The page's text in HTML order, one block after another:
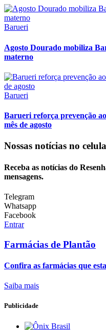
Barueri
Agosto Dourado mobiliza
materno
Barueri
Barueri reforça prevenção
mês de agosto
Nossas notícias no
Receba as notícias do
mensagens.
Telegram
Whatsapp
Facebook
Entrar
Farmácias de Plantão
Confira as farmácias que
Saiba mais
Publicidade